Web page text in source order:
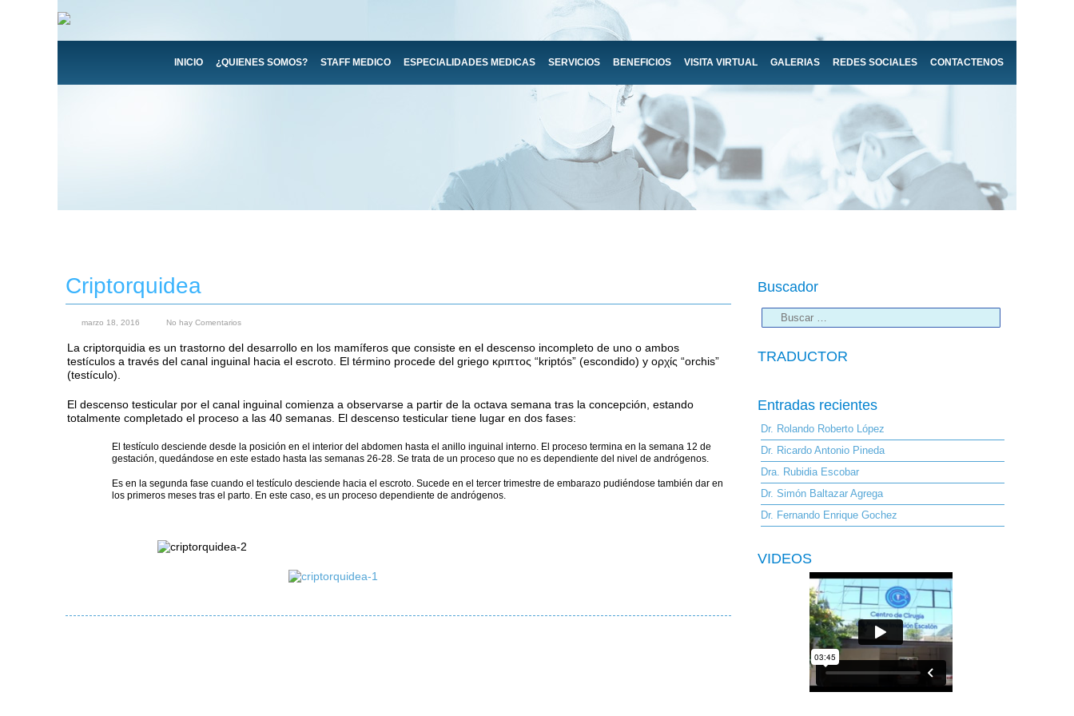
INICIO ¿QUIENES SOMOS? STAFF MEDICO ESPECIALIDADES MEDICAS SERVICIOS BENEFICIOS VISITA VIRTUAL GALERIAS REDES SOCIALES CONTACTENOS
Criptorquidea
marzo 18, 2016 No hay Comentarios
La criptorquidia es un trastorno del desarrollo en los mamíferos que consiste en el descenso incompleto de uno o ambos
testículos a través del canal inguinal hacia el escroto. El término procede del griego κριπτος “kriptós” (escondido) y ορχίς “orchis”
(testículo).
El descenso testicular por el canal inguinal comienza a observarse a partir de la octava semana tras la concepción, estando
totalmente completado el proceso a las 40 semanas. El descenso testicular tiene lugar en dos fases:
El testículo desciende desde la posición en el interior del abdomen hasta el anillo inguinal interno. El proceso termina en la semana 12 de
gestación, quedándose en este estado hasta las semanas 26-28. Se trata de un proceso que no es dependiente del nivel de andrógenos.
Es en la segunda fase cuando el testículo desciende hacia el escroto. Sucede en el tercer trimestre de embarazo pudiéndose también dar en
los primeros meses tras el parto. En este caso, es un proceso dependiente de andrógenos.
Buscador
TRADUCTOR
Entradas recientes
Dr. Rolando Roberto López
Dr. Ricardo Antonio Pineda
Dra. Rubidia Escobar
Dr. Simón Baltazar Agrega
Dr. Fernando Enrique Gochez
VIDEOS